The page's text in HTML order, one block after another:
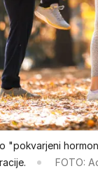
"pokvarjeni
FOTO: